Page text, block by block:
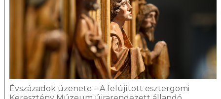
Évszázadok üzenete – A felújított esztergomi